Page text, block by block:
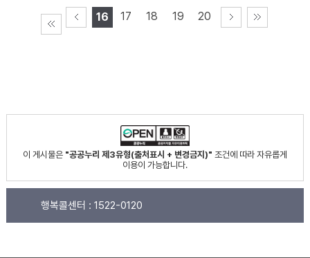
16 17 18 19 20
이 게시물은 "공공누리 제3유형(출처표시 + 변경금지)" 조건에 따라 자유롭게
이용이 가능합니다.
행복콜센터 : 1522-0120